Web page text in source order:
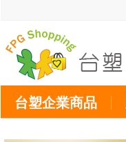
台塑企業商品